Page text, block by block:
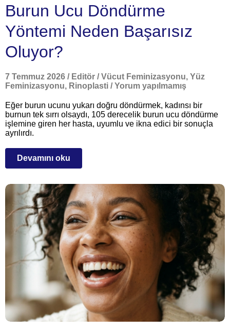
Burun Ucu Döndürme
Yöntemi Neden Başarısız
Oluyor?
7 Temmuz 2026 / Editör / Vücut Feminizasyonu, Yüz
Feminizasyonu, Rinoplasti / Yorum yapılmamış
Eğer burun ucunu yukarı doğru döndürmek, kadınsı bir
burnun tek sırrı olsaydı, 105 derecelik burun ucu döndürme
işlemine giren her hasta, uyumlu ve ikna edici bir sonuçla
ayrılırdı.
Devamını oku